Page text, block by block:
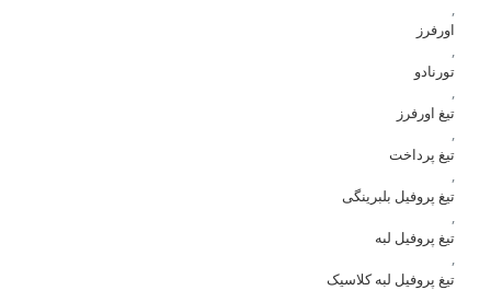
,
اورفرز
,
تورنادو
,
تیغ اورفرز
,
تیغ پرداخت
,
تیغ پروفیل بلبرینگی
,
تیغ پروفیل لبه
,
تیغ پروفیل لبه کلاسیک